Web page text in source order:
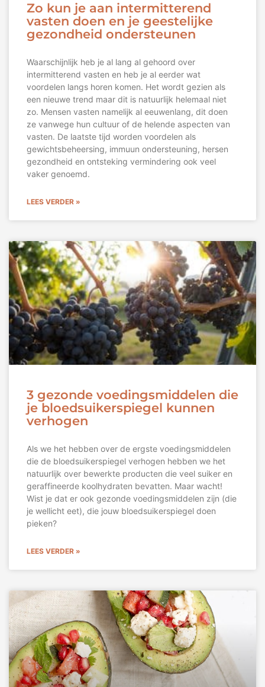
Zo kun je aan intermitterend
vasten doen en je geestelijke
gezondheid ondersteunen
Waarschijnlijk heb je al lang al gehoord over
intermitterend vasten en heb je al eerder wat
voordelen langs horen komen. Het wordt gezien als
een nieuwe trend maar dit is natuurlijk helemaal niet
zo. Mensen vasten namelijk al eeuwenlang, dit doen
ze vanwege hun cultuur of de helende aspecten van
vasten. De laatste tijd worden voordelen als
gewichtsbeheersing, immuun ondersteuning, hersen
gezondheid en ontsteking vermindering ook veel
vaker genoemd.
LEES VERDER »
3 gezonde voedingsmiddelen die
je bloedsuikerspiegel kunnen
verhogen
Als we het hebben over de ergste voedingsmiddelen
die de bloedsuikerspiegel verhogen hebben we het
natuurlijk over bewerkte producten die veel suiker en
geraffineerde koolhydraten bevatten. Maar wacht!
Wist je dat er ook gezonde voedingsmiddelen zijn (die
je wellicht eet), die jouw bloedsuikerspiegel doen
pieken?
LEES VERDER »